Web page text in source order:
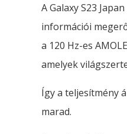
A Galaxy S23
információi
a 120 Hz-es
amelyek
Így a teljesítmény
marad.